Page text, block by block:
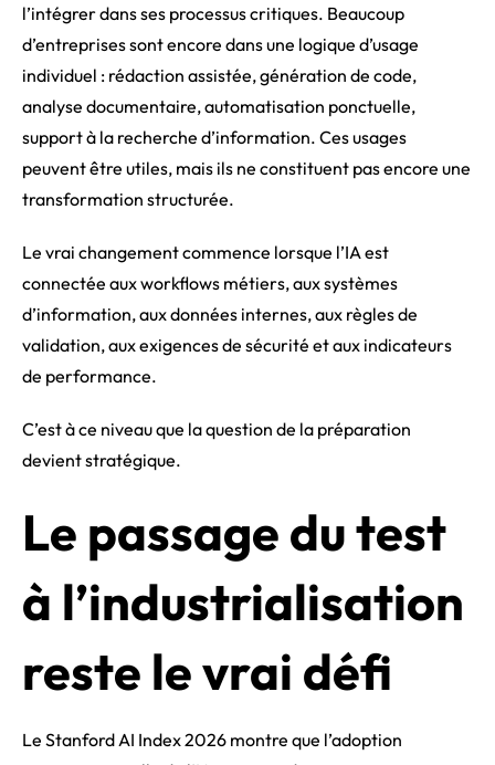
l’intégrer dans ses processus critiques. Beaucoup
d’entreprises sont encore dans une logique d’usage
individuel : rédaction assistée, génération de code,
analyse documentaire, automatisation ponctuelle,
support à la recherche d’information. Ces usages
peuvent être utiles, mais ils ne constituent pas encore une
transformation structurée.
Le vrai changement commence lorsque l’IA est
connectée aux workflows métiers, aux systèmes
d’information, aux données internes, aux règles de
validation, aux exigences de sécurité et aux indicateurs
de performance.
C’est à ce niveau que la question de la préparation
devient stratégique.
Le passage du test
à l’industrialisation
reste le vrai défi
Le Stanford AI Index 2026 montre que l’adoption